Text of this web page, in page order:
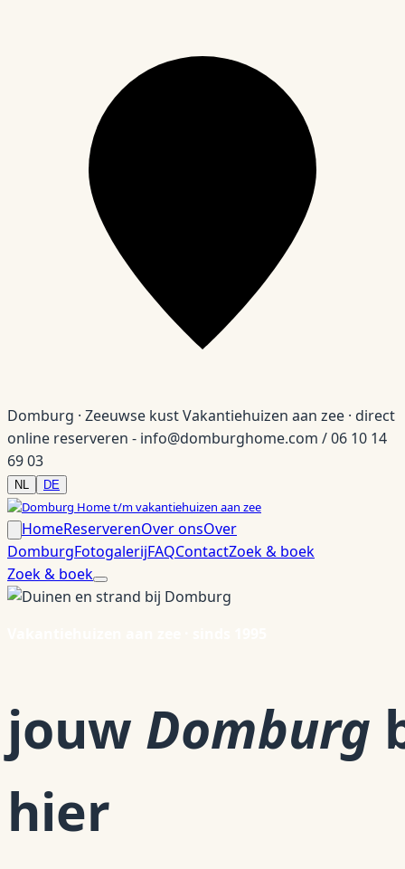
Domburg · Zeeuwse kustVakantiehuizen aan zee · direct
online reserveren - info@domburghome.com / 06 10 14
69 03
NL DE
HomeReserverenOver onsOver
DomburgFotogalerijFAQContactZoek & boek
Zoek & boek
jouw Domburg
hier